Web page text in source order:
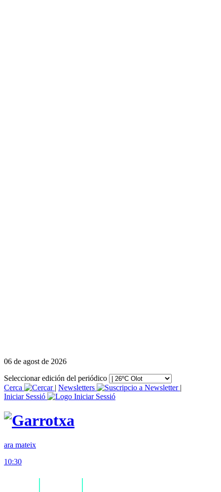
06 de agost de 2026
Seleccionar edición del periódico
Cerca
| Newsletters
|
Iniciar Sessió
ara mateix
10:30